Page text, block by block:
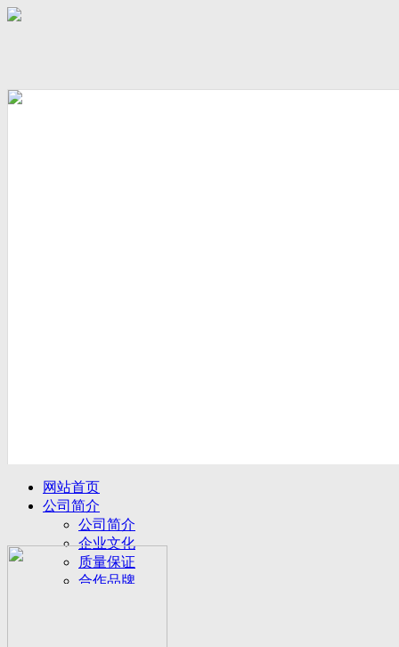
网站首页
公司简介
公司简介
企业文化
质量保证
合作品牌